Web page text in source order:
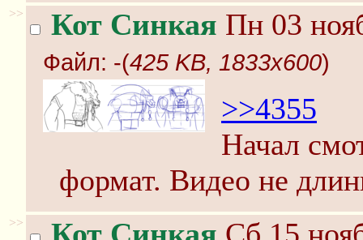
>> Кот Синкая Пн 03
Файл: -(425 KB, 1833x600)
>>4355
Начал
формат. Видео не
>>